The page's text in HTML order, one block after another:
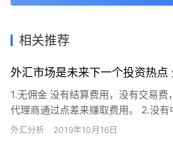
相关推荐
外汇市场是未来下一个投资热点
1.无佣金 没有结算费用，没有交易费
代理商通过点差来赚取费用。 2.没
人，所有交易都直接在市场上执行。
外汇分析 2019年10月16日